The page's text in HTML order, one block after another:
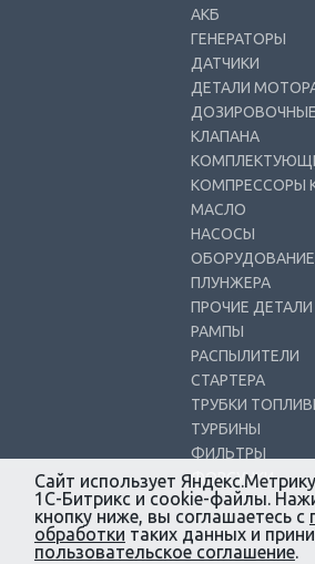
АКБ
ГЕНЕРАТОРЫ
ДАТЧИКИ
ДЕТАЛИ
КЛАПАНА
КОМПРЕССОРЫ
МАСЛО
НАСОСЫ
ОБОРУДОВАНИЕ
ПЛУНЖЕРА
ПРОЧИЕ ДЕТАЛИ
РАМПЫ
РАСПЫЛИТЕЛИ
СТАРТЕРА
ТРУБКИ
ТУРБИНЫ
ФИЛЬТРЫ
ФОРСУНКИ
Сайт использует
1С-Битрикс и cookie-файлы.
кнопку ниже, вы соглашаетесь с
обработки таких данных и
пользовательское соглашение.